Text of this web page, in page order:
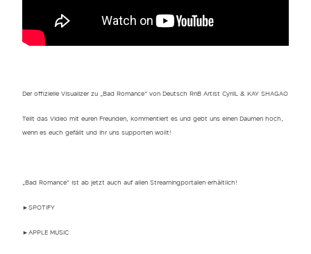
Der offizielle Visualizer zu „Bad Romance“ von Deutsch RnB Artist CyrilL & KAY SHAGAO
Teilt das Video mit euren Freunden, kommentiert es und gebt uns einen Daumen hoch,
wenn es euch gefällt und ihr uns supporten wollt!
„Bad Romance“ ist ab jetzt auch auf allen Streamingportalen erhältlich!
►SPOTIFY
►APPLE MUSIC